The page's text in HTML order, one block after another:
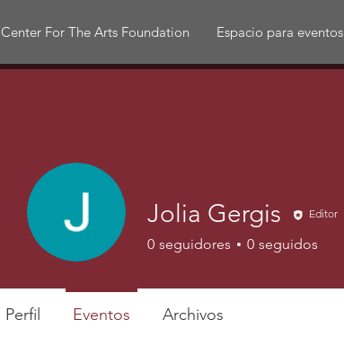
Center For The Arts Foundation Espacio para eventos
Jolia Gergis Editor
0 seguidores 0 seguidos
Perfil Eventos Archivos